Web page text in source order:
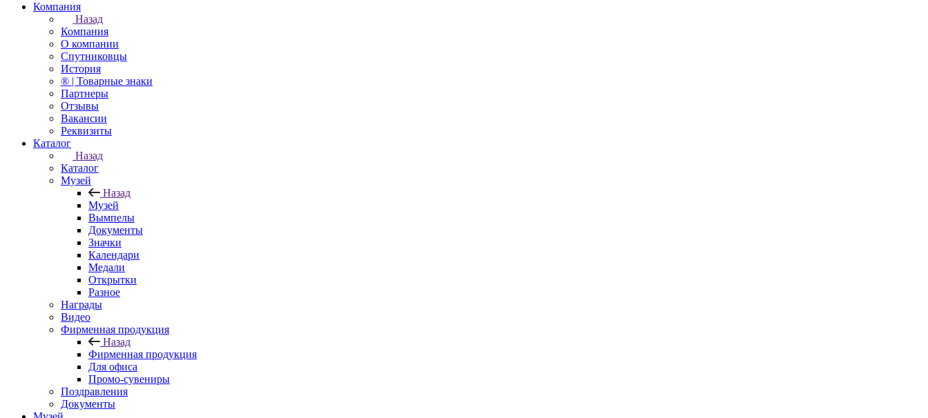
Компания
Назад
Компания
О компании
Спутниковцы
История
® | Товарные знаки
Партнеры
Отзывы
Вакансии
Реквизиты
Каталог
Назад
Каталог
Музей
Назад
Музей
Вымпелы
Документы
Значки
Календари
Медали
Открытки
Разное
Награды
Видео
Фирменная продукция
Назад
Фирменная продукция
Для офиса
Промо-сувениры
Поздравления
Документы